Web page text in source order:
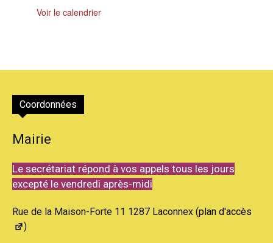
Voir le calendrier
Coordonnées
Mairie
Le secrétariat répond à vos appels tous les jours
excepté le vendredi après-midi
Rue de la Maison-Forte 11 1287 Laconnex (plan d'accès
)